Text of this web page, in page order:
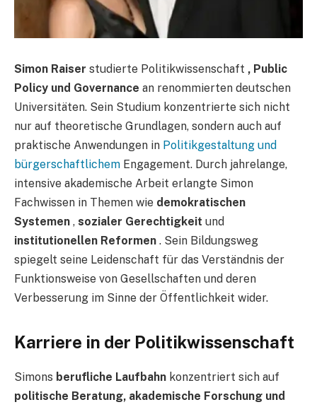
Simon Raiser studierte Politikwissenschaft , Public
Policy und Governance an renommierten deutschen
Universitäten. Sein Studium konzentrierte sich nicht
nur auf theoretische Grundlagen, sondern auch auf
praktische Anwendungen in Politikgestaltung und
bürgerschaftlichem Engagement. Durch jahrelange,
intensive akademische Arbeit erlangte Simon
Fachwissen in Themen wie demokratischen
Systemen , sozialer Gerechtigkeit und
institutionellen Reformen . Sein Bildungsweg
spiegelt seine Leidenschaft für das Verständnis der
Funktionsweise von Gesellschaften und deren
Verbesserung im Sinne der Öffentlichkeit wider.
Karriere in der Politikwissenschaft
Simons berufliche Laufbahn konzentriert sich auf
politische Beratung, akademische Forschung und